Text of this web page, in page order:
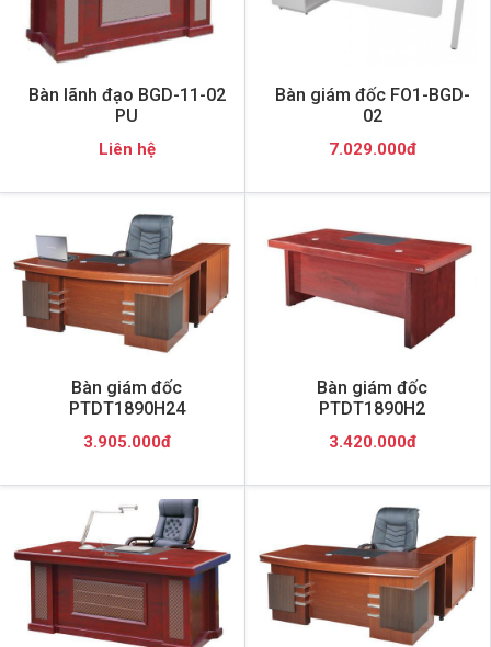
Bàn lãnh đạo BGD-11-02
PU
Liên hệ
Bàn giám đốc FO1-BGD-
02
7.029.000đ
Bàn giám đốc
PTDT1890H24
3.905.000đ
Bàn giám đốc
PTDT1890H2
3.420.000đ